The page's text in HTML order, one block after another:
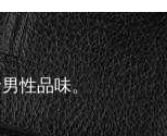
性品味。